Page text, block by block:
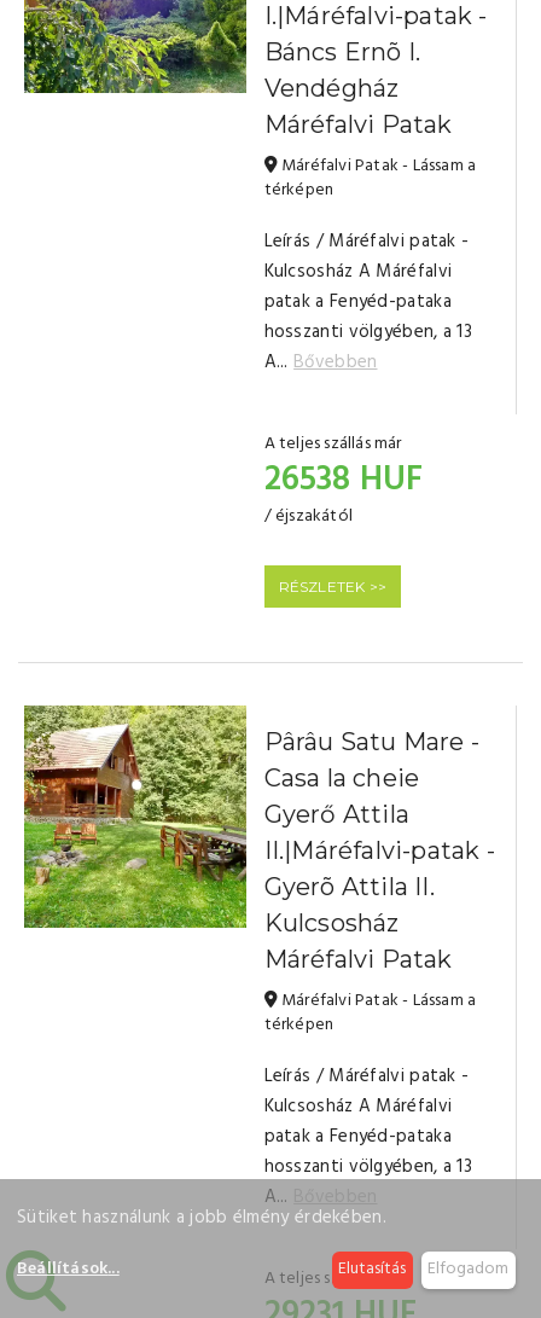
I.|Máréfalvi-patak -
Báncs Ernõ I.
Vendégház
Máréfalvi Patak
Máréfalvi Patak - Lássam a
térképen
Leírás / Máréfalvi patak -
Kulcsosház A Máréfalvi
patak a Fenyéd-pataka
hosszanti völgyében, a 13
A...Bővebben
A teljes szállás már
26538 HUF
/ éjszakától
RÉSZLETEK >>
Pârâu Satu Mare -
Casa la cheie
Gyerő Attila
II.|Máréfalvi-patak -
Gyerõ Attila II.
Kulcsosház
Máréfalvi Patak
Máréfalvi Patak - Lássam a
térképen
Leírás / Máréfalvi patak -
Kulcsosház A Máréfalvi
patak a Fenyéd-pataka
hosszanti völgyében, a 13
A...
A teljes szállás már
Sütiket használunk a jobb élmény érdekében.
Beállítások... Elutasítás Elfogadom